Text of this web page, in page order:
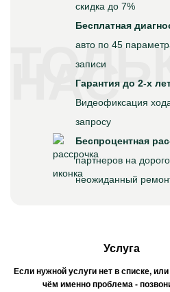
скидка до 7%
Бесплатная
авто по 45
записи
Гарантия до 2-х
Видеофиксация
запросу
Беспроцентная
партнеров на
неожиданный
НАС
Услуга
Если нужной услуги нет в списке,
чём именно проблема -